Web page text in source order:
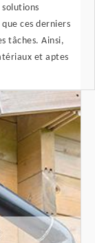
ces derniers
tâches. Ainsi,
et aptes